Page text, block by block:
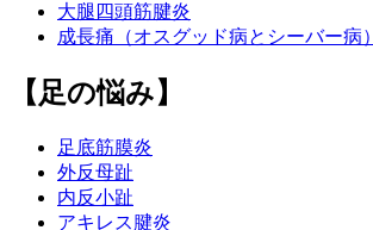
大腿四頭筋腱炎
成長痛（オスグッド病とシーバー病）
【足の悩み】
足底筋膜炎
外反母趾
内反小趾
アキレス腱炎